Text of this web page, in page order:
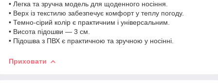
• Легка та зручна модель для щоденного носіння.
• Верх із текстилю забезпечує комфорт у теплу погоду.
• Темно-сірий колір є практичним і універсальним.
• Висота підошви — 3 см.
• Підошва з ПВХ є практичною та зручною у носінні.
Приховати